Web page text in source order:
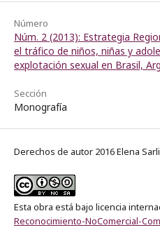
Número
Núm. 2 (2013): Estrategia
el tráfico de niños, niñas y
explotación sexual en Brasil,
Sección
Monografía
Derechos de autor 2016 Elena
Esta obra está bajo licencia
Reconocimiento-NoComercial-